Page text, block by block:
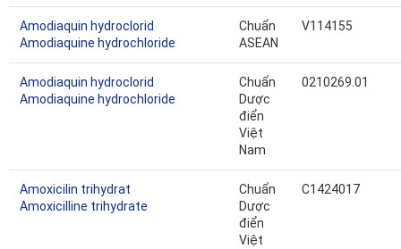
Amodiaquin hydroclorid
Amodiaquine hydrochloride
Chuẩn
ASEAN
V114155
Amodiaquin hydroclorid
Amodiaquine hydrochloride
Chuẩn
Dược
điển
Việt
Nam
0210269.01
Amoxicilin trihydrat
Amoxicilline trihydrate
Chuẩn
Dược
điển
Việt
C1424017